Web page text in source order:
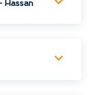
Hassan